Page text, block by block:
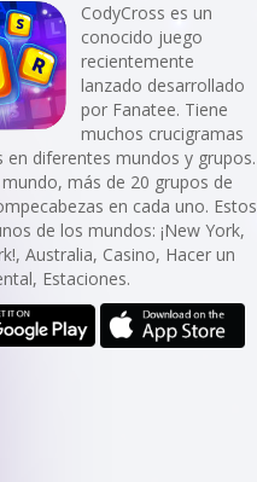
CodyCross es un
conocido juego
recientemente
lanzado desarrollado
por Fanatee. Tiene
muchos crucigramas
en diferentes mundos y grupos.
mundo, más de 20 grupos de
en cada uno. Estos
de los mundos: ¡New York,
Australia, Casino, Hacer un
Estaciones.